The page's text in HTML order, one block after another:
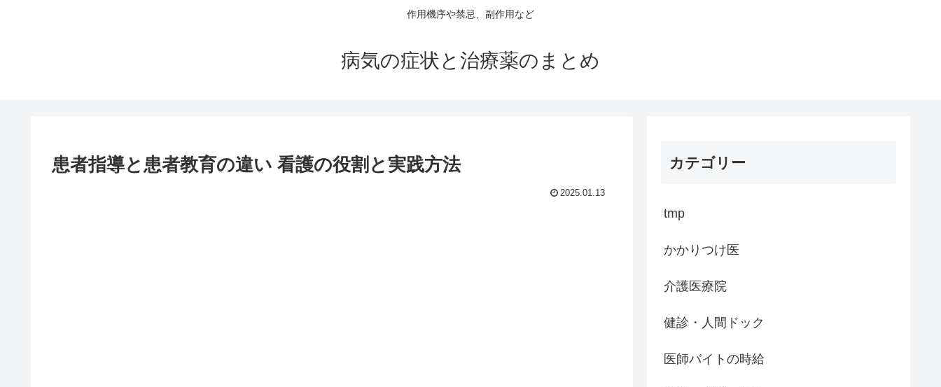
作用機序や禁忌、副作用など
病気の症状と治療薬のまとめ
患者指導と患者教育の違い 看護の役割と実践方法
2025.01.13
カテゴリー
tmp
かかりつけ医
介護医療院
健診・人間ドック
医師バイトの時給